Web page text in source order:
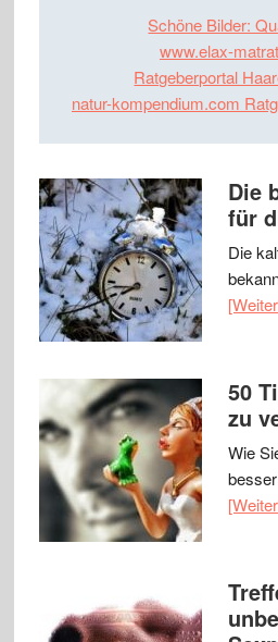
Schöne Bilder:
www.elax-
Ratgeberportal
natur-kompendium.com
Die
für
Die
50
zu
Wie